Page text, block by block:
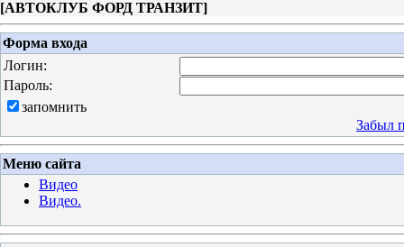
[АВТОКЛУБ ФОРД ТРАНЗИТ]
Форма входа
Логин:
Пароль:
запомнить
Забыл
Меню сайта
Видео
Видео.